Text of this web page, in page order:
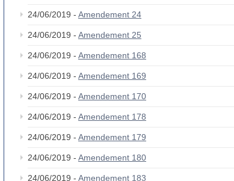
24/06/2019 - Amendement 24
24/06/2019 - Amendement 25
24/06/2019 - Amendement 168
24/06/2019 - Amendement 169
24/06/2019 - Amendement 170
24/06/2019 - Amendement 178
24/06/2019 - Amendement 179
24/06/2019 - Amendement 180
24/06/2019 - Amendement 183